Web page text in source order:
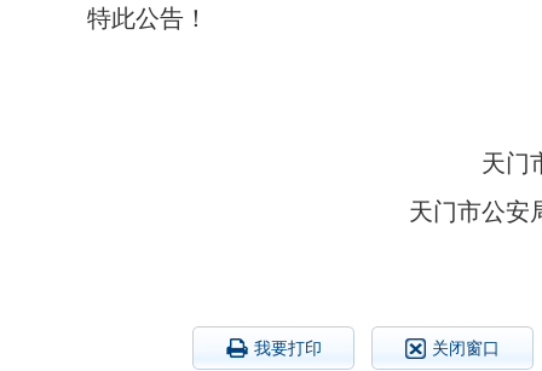
特此公告！
天门
天门市公安
我要打印 关闭窗口